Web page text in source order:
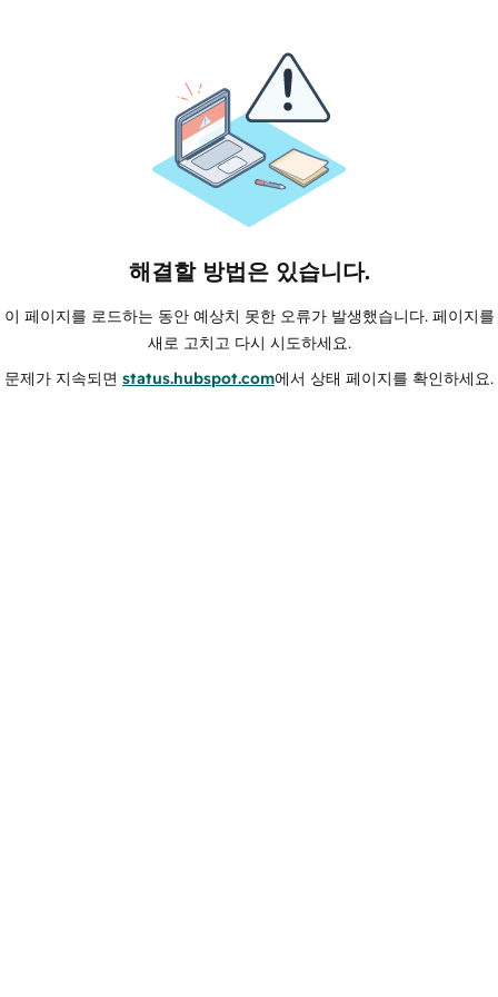
해결할 방법은 있습니다.
이 페이지를 로드하는 동안 예상치 못한 오류가 발생했습니다. 페이지를
새로 고치고 다시 시도하세요.
문제가 지속되면 status.hubspot.com에서 상태 페이지를 확인하세요.